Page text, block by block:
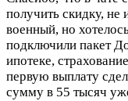
получить скидку, не
военный, но
подключили пакет
ипотеке,
первую выплату
сумму в 55 тысяч